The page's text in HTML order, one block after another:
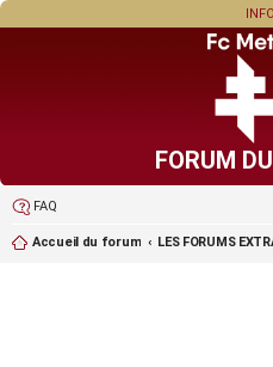
FORUM
FAQ
Accueil du forum LES FORUMS